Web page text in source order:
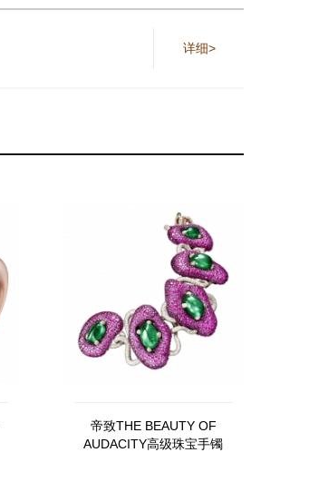
详细>
帝致THE BEAUTY OF
AUDACITY高级珠宝手镯